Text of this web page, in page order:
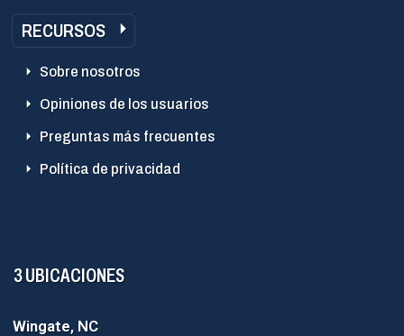
RECURSOS
Sobre nosotros
Opiniones de los usuarios
Preguntas más frecuentes
Política de privacidad
3 UBICACIONES
Wingate, NC